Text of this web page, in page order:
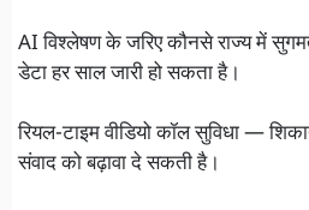
AI विश्लेषण के जरिए कौनसे राज्य में
डेटा हर साल जारी हो सकता है।
रियल-टाइम वीडियो कॉल सुविधा —
संवाद को बढ़ावा दे सकती है।